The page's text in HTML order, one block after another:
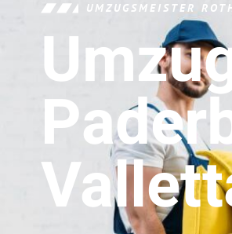
UMZUGSMEISTER